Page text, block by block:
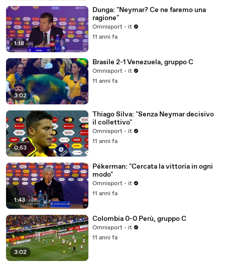
1:18
Dunga: "Neymar? Ce ne faremo una
ragione"
Omnisport - it
11 anni fa
3:02
Brasile 2-1 Venezuela, gruppo C
Omnisport - it
11 anni fa
0:53
Thiago Silva: "Senza Neymar decisivo
il collettivo"
Omnisport - it
11 anni fa
1:43
Pékerman: "Cercata la vittoria in ogni
modo"
Omnisport - it
11 anni fa
3:02
Colombia 0-0 Perù, gruppo C
Omnisport - it
11 anni fa